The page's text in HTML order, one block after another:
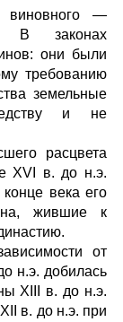
виновного —
В законах
они были
требованию
земельные
и не
расцвета
XVI в. до н.э.
века его
жившие к
от
н.э. добилась
XIII в. до н.э.
в. до н.э. при